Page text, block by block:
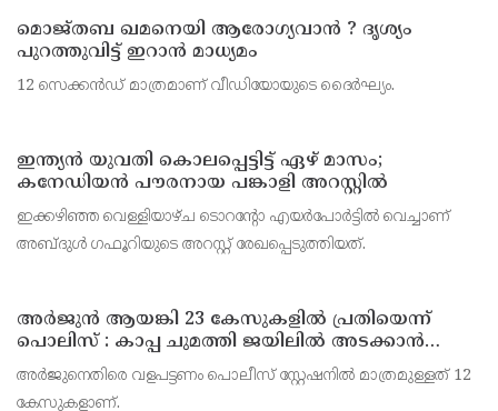
മൊജ്തബ ഖമനെയി ആരോഗ്യവാന്‍ ? ദൃശ്യം
പുറത്തുവിട്ട് ഇറാന്‍ മാധ്യമം
12 സെക്കന്‍ഡ് മാത്രമാണ് വീഡിയോയുടെ ദൈര്‍ഘ്യം.
ഇന്ത്യന്‍ യുവതി കൊലപ്പെട്ടിട്ട് ഏഴ് മാസം;
കനേഡിയന്‍ പൗരനായ പങ്കാളി അറസ്റ്റില്‍
ഇക്കഴിഞ്ഞ വെള്ളിയാഴ്ച ടൊറന്റോ എയര്‍പോര്‍ട്ടില്‍ വെച്ചാണ്
അബ്ദുള്‍ ഗഫൂറിയുടെ അറസ്റ്റ് രേഖപ്പെടുത്തിയത്.
അര്‍ജുന്‍ ആയങ്കി 23 കേസുകളില്‍ പ്രതിയെന്ന്
പൊലിസ് : കാപ്പ ചുമത്തി ജയിലില്‍ അടക്കാന്‍
നീക്കം
അര്‍ജുനെതിരെ വളപട്ടണം പൊലീസ് സ്റ്റേഷനില്‍ മാത്രമുള്ളത് 12
കേസുകളാണ്.